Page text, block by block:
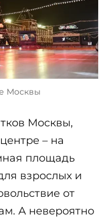
Москвы
Москвы,
– на
площадь
взрослых и
от
А невероятно